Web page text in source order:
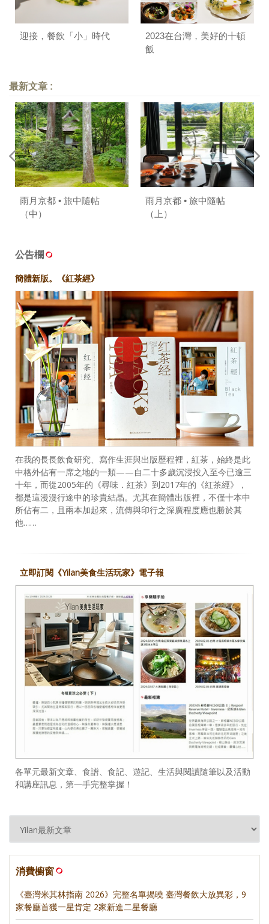
迎接，餐飲「小」時代
2023在台灣，美好的十頓
飯
最新文章 :
雨月京都 • 旅中隨帖
（中）
雨月京都 • 旅中隨帖
（上）
公告欄
簡體新版。《紅茶經》
在我的長長飲食研究、寫作生涯與出版歷程裡，紅茶，始終是此
中格外佔有一席之地的一類——自二十多歲沉浸投入至今已逾三
十年，而從2005年的《尋味．紅茶》到2017年的《紅茶經》，
都是這漫漫行途中的珍貴結晶。尤其在簡體出版裡，不僅十本中
所佔有二，且兩本加起來，流傳與印行之深廣程度應也勝於其
他……
立即訂閱《Yilan美食生活玩家》電子報
各單元最新文章、食譜、食記、遊記、生活與閱讀隨筆以及活動
和講座訊息，第一手完整掌握！
消費櫥窗
《臺灣米其林指南 2026》完整名單揭曉 臺灣餐飲大放異彩，9
家餐廳首獲一星肯定 2家新進二星餐廳